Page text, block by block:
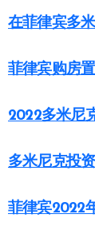
在菲律宾多
菲律宾购房
2022多米尼
多米尼克投
菲律宾2022